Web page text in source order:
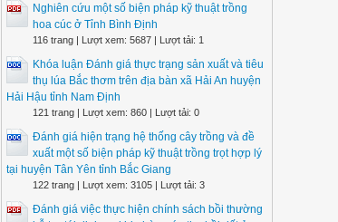
Nghiên cứu một số biện pháp kỹ thuật trồng
hoa cúc ở Tỉnh Bình Định
116 trang | Lượt xem: 5687 | Lượt tải: 1
Khóa luận Đánh giá thực trạng sản xuất và tiêu
thụ lúa Bắc thơm trên địa bàn xã Hải An huyện
Hải Hậu tỉnh Nam Định
121 trang | Lượt xem: 860 | Lượt tải: 0
Đánh giá hiện trạng hệ thống cây trồng và đề
xuất một số biện pháp kỹ thuật trồng trọt hợp lý
tại huyện Tân Yên tỉnh Bắc Giang
122 trang | Lượt xem: 3105 | Lượt tải: 3
Đánh giá việc thực hiện chính sách bồi thường